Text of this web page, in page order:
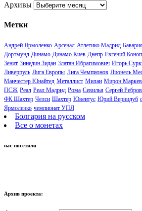
Архивы
Метки
Андрей Ярмоленко Арсенал Атлетико Мадрид
Дортмунд Динамо Динамо Киев Днепр Евгений
Зенит Зинедин Зидан Златан Ибрагимович Игорь
Ливерпуль Лига Европы Лига Чемпионов Лионель
Манчестер Юнайтед Металлист Милан Мирон
ПСЖ Реал Реал Мадрид Рома Севилья Сергей Ребров
ФК Шахтер Челси Шахтер Ювентус Юрий Вернидуб
Ярмоленко чемпионат УПЛ
Болгария на русском
Все о монетах
нас посетили
Архив проекта: